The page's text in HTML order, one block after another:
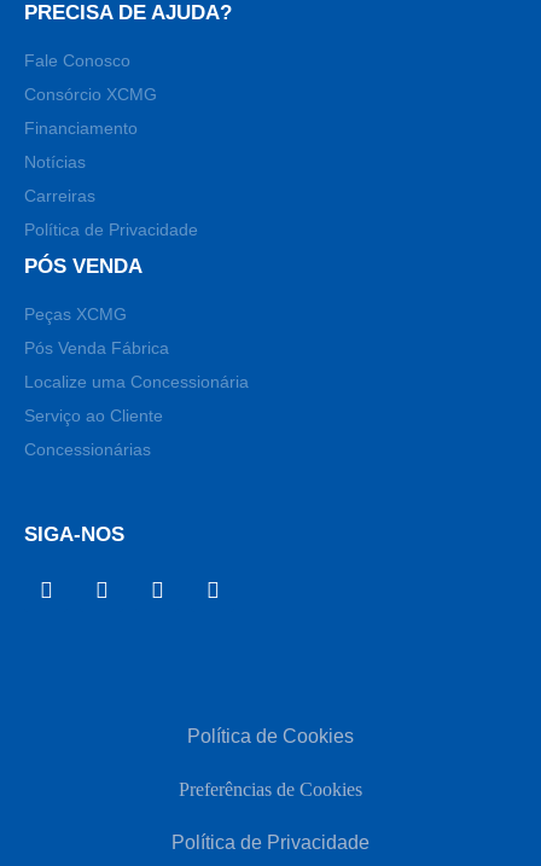
PRECISA DE AJUDA?
Fale Conosco
Consórcio XCMG
Financiamento
Notícias
Carreiras
Política de Privacidade
PÓS VENDA
Peças XCMG
Pós Venda Fábrica
Localize uma Concessionária
Serviço ao Cliente
Concessionárias
SIGA-NOS
Política de Cookies
Preferências de Cookies
Política de Privacidade